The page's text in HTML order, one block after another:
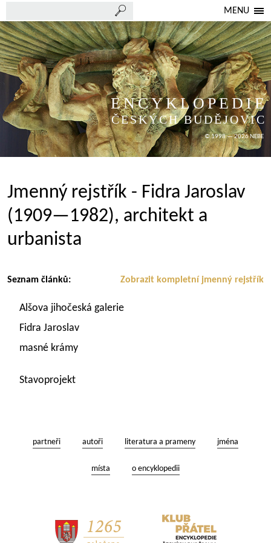
MENU
ENCYKLOPEDIE
ČESKÝCH BUDĚJOVIC
© 1998 — 2026 NEBE
Jmenný rejstřík - Fidra Jaroslav
(1909—1982), architekt a
urbanista
Zobrazit kompletní jmenný rejstřík
Seznam článků:
Alšova jihočeská galerie
Fidra Jaroslav
masné krámy
Stavoprojekt
partneři autoři literatura a prameny jména
místa o encyklopedii